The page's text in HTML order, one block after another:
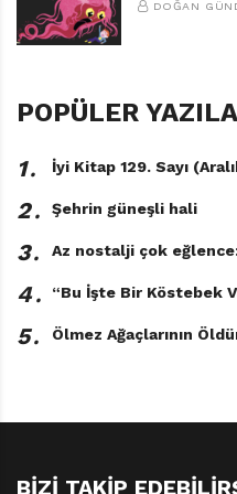
Eğitimi Dergisi, 2014, 10,
3- Binbir Kitap Çocuk
DOĞAN
POPÜLER
1․ İyi Kitap 129. Sayı
2․ Şehrin güneşli hali
3․ Az nostalji çok eğlence:
4․ “Bu İşte Bir Köstebek
5․ Ölmez Ağaçlarının
BIZI TAKIP